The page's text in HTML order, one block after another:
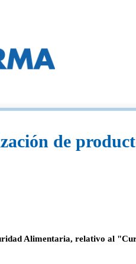
de
Alimentaria, relativo al